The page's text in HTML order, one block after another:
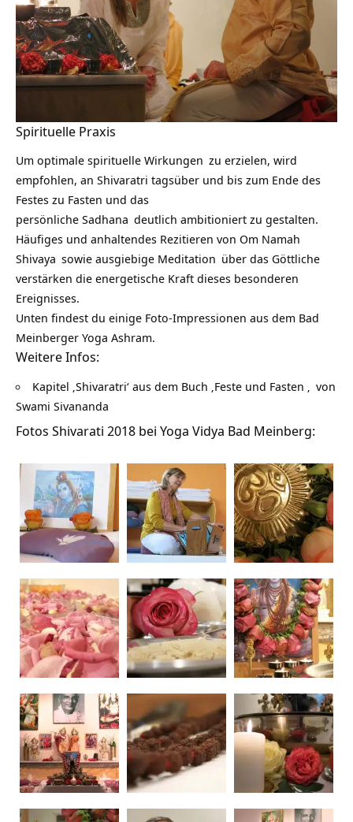
Spirituelle Praxis
Um optimale spirituelle Wirkungen zu erzielen, wird
empfohlen, an Shivaratri tagsüber und bis zum Ende des
Festes zu Fasten und das
persönliche Sadhana deutlich ambitioniert zu gestalten.
Häufiges und anhaltendes Rezitieren von Om Namah
Shivaya sowie ausgiebige Meditation über das Göttliche
verstärken die energetische Kraft dieses besonderen
Ereignisses.
Unten findest du einige Foto-Impressionen aus dem Bad
Meinberger Yoga Ashram.
Weitere Infos:
Kapitel ‚Shivaratri‘ aus dem Buch ‚Feste und Fasten ‚
von
Swami Sivananda
Fotos Shivarati 2018 bei Yoga Vidya Bad Meinberg: